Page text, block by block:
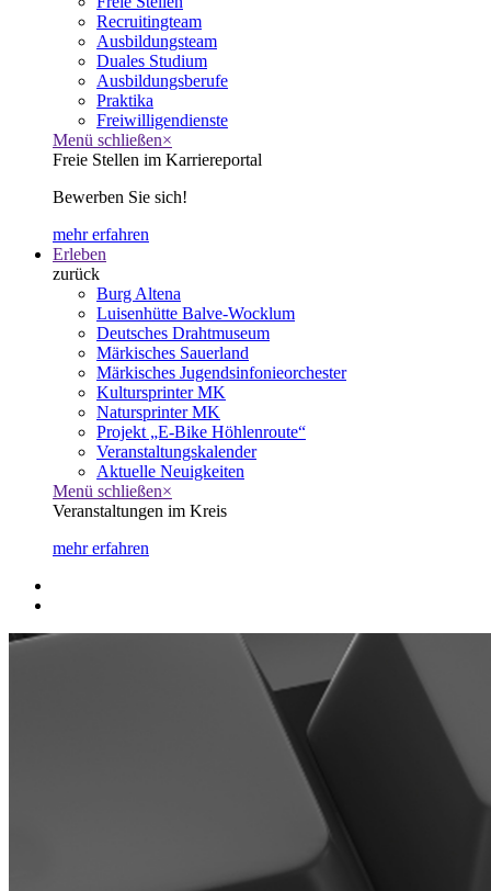
Recruitingteam
Ausbildungsteam
Duales Studium
Ausbildungsberufe
Praktika
Freiwilligendienste
Menü schließen×
Freie Stellen im Karriereportal
Bewerben Sie sich!
mehr erfahren
Erleben
zurück
Burg Altena
Luisenhütte Balve-Wocklum
Deutsches Drahtmuseum
Märkisches Sauerland
Märkisches Jugendsinfonieorchester
Kultursprinter MK
Natursprinter MK
Projekt „E-Bike Höhlenroute“
Veranstaltungskalender
Aktuelle Neuigkeiten
Menü schließen×
Veranstaltungen im Kreis
mehr erfahren